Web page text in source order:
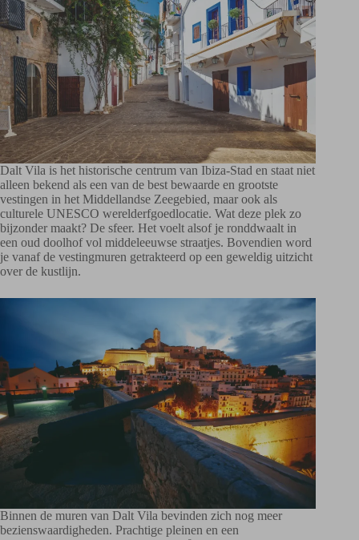
Dalt Vila is het historische centrum van Ibiza-Stad en staat niet
alleen bekend als een van de best bewaarde en grootste
vestingen in het Middellandse Zeegebied, maar ook als
culturele UNESCO werelderfgoedlocatie. Wat deze plek zo
bijzonder maakt? De sfeer. Het voelt alsof je ronddwaalt in
een oud doolhof vol middeleeuwse straatjes. Bovendien word
je vanaf de vestingmuren getrakteerd op een geweldig uitzicht
over de kustlijn.
Binnen de muren van Dalt Vila bevinden zich nog meer
bezienswaardigheden. Prachtige pleinen en een